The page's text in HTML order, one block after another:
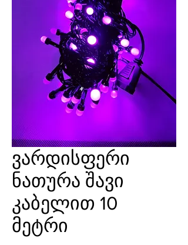
ვარდისფერი
ნათურა შავი
კაბელით 10
მეტრი